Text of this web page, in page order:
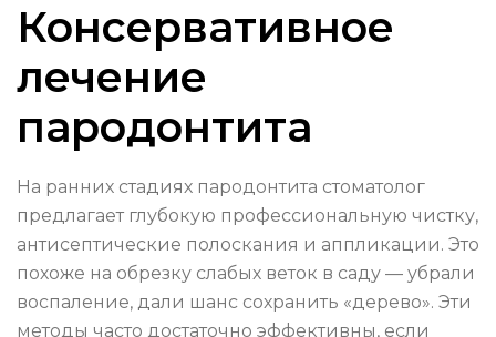
Консервативное
лечение
пародонтита
На ранних стадиях пародонтита стоматолог
предлагает глубокую профессиональную чистку,
антисептические полоскания и аппликации. Это
похоже на обрезку слабых веток в саду — убрали
воспаление, дали шанс сохранить «дерево». Эти
методы часто достаточно эффективны, если